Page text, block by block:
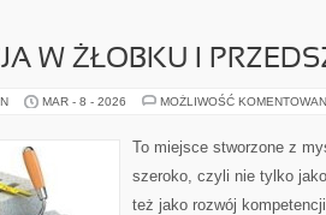
W ŻŁOBKU I
MAR - 8 - 2026 MOŻLIWOŚĆ
To miejsce stworzone z
szeroko, czyli nie tylko
też jako rozwój